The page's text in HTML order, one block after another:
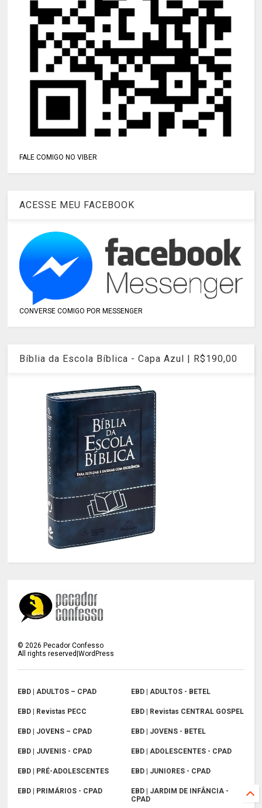
FALE COMIGO NO VIBER
ACESSE MEU FACEBOOK
CONVERSE COMIGO POR MESSENGER
Bíblia da Escola Bíblica - Capa Azul | R$190,00
©2026 Pecador Confesso
All rights reserved|WordPress
EBD | ADULTOS – CPAD EBD | ADULTOS - BETEL
EBD | Revistas PECC EBD | Revistas CENTRAL GOSPEL
EBD | JOVENS – CPAD EBD | JOVENS - BETEL
EBD | JUVENIS - CPAD EBD | ADOLESCENTES - CPAD
EBD | PRÉ-ADOLESCENTES EBD | JUNIORES - CPAD
EBD | PRIMÁRIOS - CPAD
EBD | JARDIM DE INFÂNCIA -
CPAD